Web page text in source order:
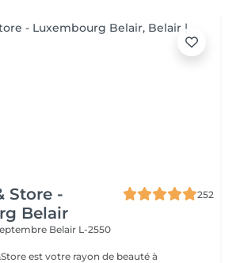
Store -
Belair
252
Belair L-2550
est votre rayon de beauté à